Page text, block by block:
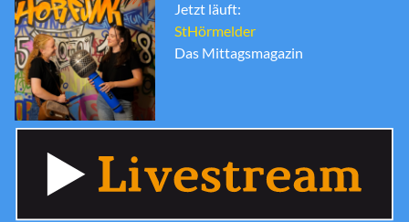
Jetzt läuft:
StHörmelder
Das Mittagsmagazin